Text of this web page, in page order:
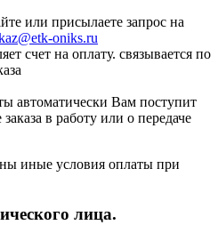
или присылаете запрос на
oniks.ru
счет на оплату. связывается по
автоматически Вам поступит
в работу или о передаче
иные условия оплаты при
лица.